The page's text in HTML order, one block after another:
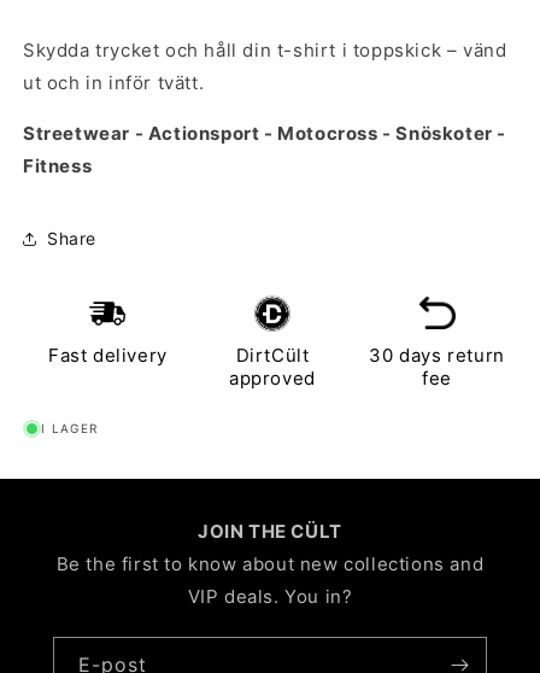
Skydda trycket och håll din t-shirt i toppskick – vänd
ut och in inför tvätt.
Streetwear - Actionsport - Motocross - Snöskoter -
Fitness
Share
Fast delivery
DirtCült
approved
30 days return
fee
I LAGER
JOIN THE CÜLT
Be the first to know about new collections and
VIP deals. You in?
E-post